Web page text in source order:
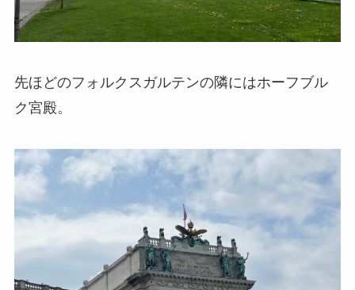
先ほどのフォルクスガルテンの隣にはホーフブル
ク宮殿。